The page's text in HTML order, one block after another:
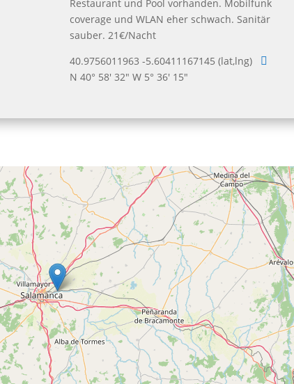
Restaurant und Pool vorhanden. Mobilfunk
coverage und WLAN eher schwach. Sanitär
sauber. 21€/Nacht
40.9756011963 -5.60411167145 (lat,lng)

N 40° 58' 32" W 5° 36' 15"